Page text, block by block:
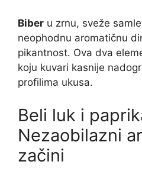
Biber u zrnu, sveže
neophodnu aromatičnu
pikantnost. Ova dva
koju kuvari kasnije
profilima ukusa.
Beli luk i
Nezaobilazni
začini